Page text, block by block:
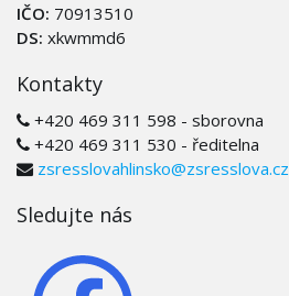
IČO: 70913510
DS: xkwmmd6
Kontakty
+420 469 311 598 - sborovna
+420 469 311 530 - ředitelna
zsresslovahlinsko@zsresslova.cz
Sledujte nás